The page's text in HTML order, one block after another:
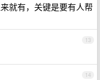
就有，关键是要有人帮
13
14